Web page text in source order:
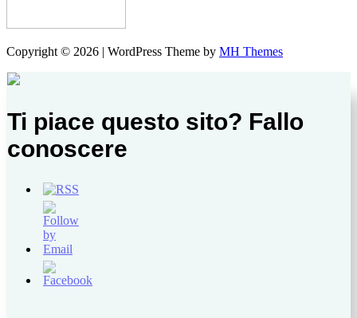
Copyright © 2026 | WordPress Theme by MH Themes
Ti piace questo sito? Fallo
conoscere